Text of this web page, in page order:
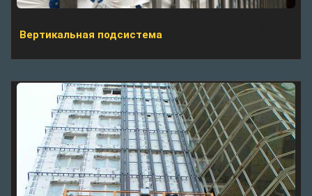
Вертикальная подсистема